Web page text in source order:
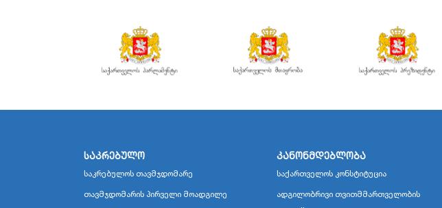
საკრებულო
საკრებულოს თავმჯდომარე
თავმჯდომარის პირველი მოადგილე
კანონმდებლობა
საქართველოს კონსტიტუცია
ადგილობრივი თვითმმართველობის